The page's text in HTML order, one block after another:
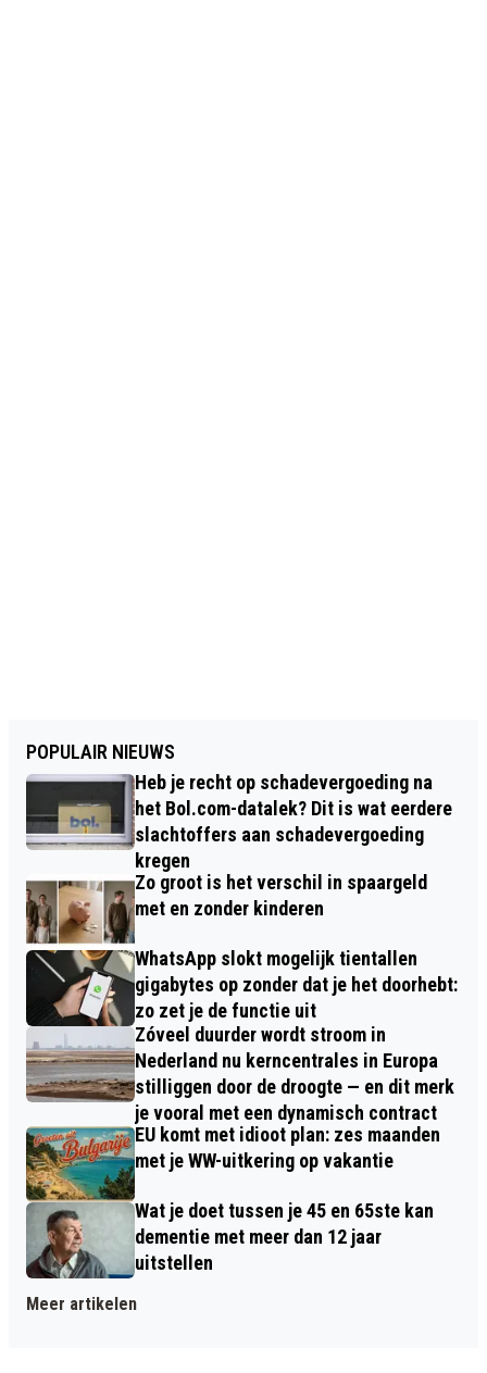
POPULAIR NIEUWS
Heb je recht op schadevergoeding na
het Bol.com-datalek? Dit is wat eerdere
slachtoffers aan schadevergoeding
kregen
Zo groot is het verschil in spaargeld
met en zonder kinderen
WhatsApp slokt mogelijk tientallen
gigabytes op zonder dat je het doorhebt:
zo zet je de functie uit
Zóveel duurder wordt stroom in
Nederland nu kerncentrales in Europa
stilliggen door de droogte — en dit merk
je vooral met een dynamisch contract
EU komt met idioot plan: zes maanden
met je WW-uitkering op vakantie
Wat je doet tussen je 45 en 65ste kan
dementie met meer dan 12 jaar
uitstellen
Meer artikelen